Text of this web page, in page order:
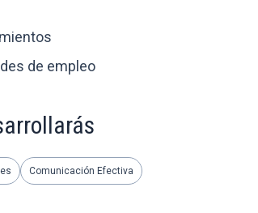
de empleo
Comunicación Efectiva